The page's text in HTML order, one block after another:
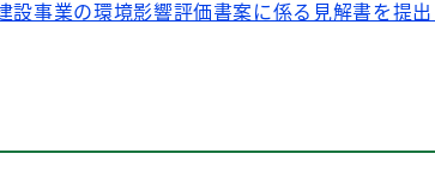
設事業の環境影響評価書案に係る見解書を提